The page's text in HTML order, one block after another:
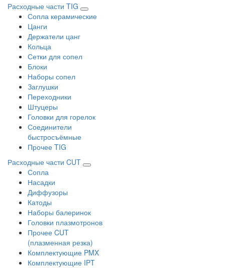
Расходные части TIG
Сопла керамические
Цанги
Держатели цанг
Кольца
Сетки для сопел
Блоки
Наборы сопел
Заглушки
Переходники
Штуцеры
Головки для горелок
Соединители
быстросъёмные
Прочее TIG
Расходные части CUT
Сопла
Насадки
Диффузоры
Катоды
Наборы балеринок
Головки плазмотронов
Прочее CUT
(плазменная резка)
Комплектующие PMX
Комплектующие IPT